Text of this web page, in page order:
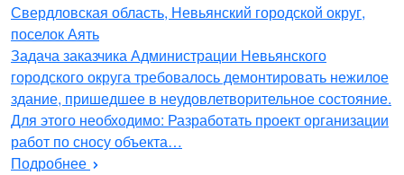
Свердловская область, Невьянский городской округ,
поселок Аять
Задача заказчика Администрации Невьянского
городского округа требовалось демонтировать нежилое
здание, пришедшее в неудовлетворительное состояние.
Для этого необходимо: Разработать проект организации
работ по сносу объекта…
Подробнее